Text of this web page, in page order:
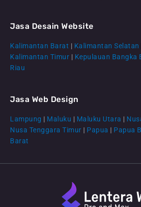
CS Lenteraweb
Jasa Desain Website
Kalimantan Barat | Kalimantan Selatan
Kalimantan Timur | Kepulauan Bangka
Riau
Jasa Web Design
Lampung | Maluku | Maluku Utara |
Nusa Tenggara Timur | Papua | Papua
Barat